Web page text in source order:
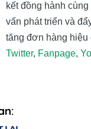
kết đồng hành
vấn phát triển và
tăng đơn hàng hiệu
Twitter, Fanpage,